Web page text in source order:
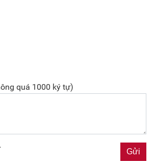
quá 1000 ký tự)